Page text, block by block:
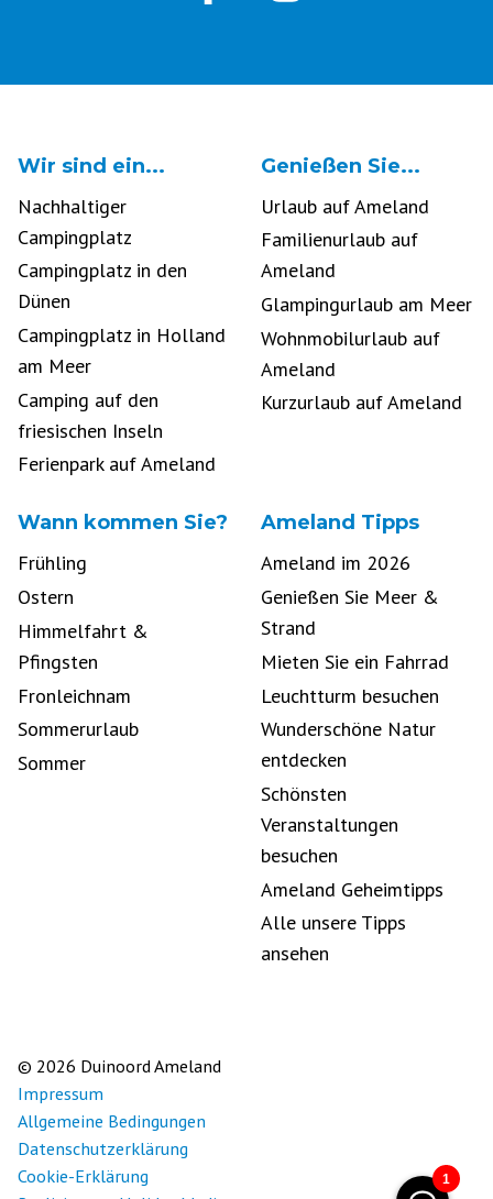
Wir sind ein...
Nachhaltiger
Campingplatz
Campingplatz in den
Dünen
Campingplatz in Holland
am Meer
Camping auf den
friesischen Inseln
Ferienpark auf Ameland
Genießen Sie...
Urlaub auf Ameland
Familienurlaub auf
Ameland
Glampingurlaub am Meer
Wohnmobilurlaub auf
Ameland
Kurzurlaub auf Ameland
Wann kommen Sie?
Frühling
Ostern
Himmelfahrt &
Pfingsten
Fronleichnam
Sommerurlaub
Sommer
Ameland Tipps
Ameland im 2026
Genießen Sie Meer &
Strand
Mieten Sie ein Fahrrad
Leuchtturm besuchen
Wunderschöne Natur
entdecken
Schönsten
Veranstaltungen
besuchen
Ameland Geheimtipps
Alle unsere Tipps
ansehen
© 2026 Duinoord Ameland
Impressum
Allgemeine Bedingungen
Datenschutzerklärung
Cookie-Erklärung